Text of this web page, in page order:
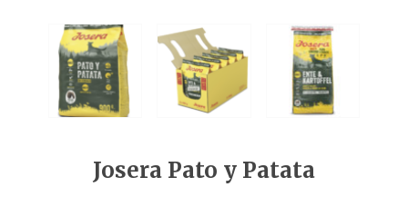
Josera Pato y Patata